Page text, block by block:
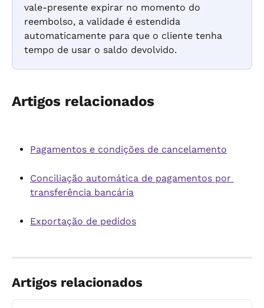
vale-presente expirar no momento do
reembolso, a validade é estendida
automaticamente para que o cliente tenha
tempo de usar o saldo devolvido.
Artigos relacionados
Pagamentos e condições de cancelamento
Conciliação automática de pagamentos por
transferência bancária
Exportação de pedidos
Artigos relacionados